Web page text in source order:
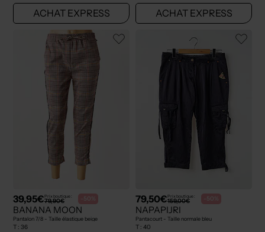
ACHAT EXPRESS ACHAT EXPRESS
39,95€Prix boutique :
79,90€ -50%
BANANA MOON
Pantalon 7/8 - Taille élastique beige
T : 36
79,50€Prix boutique :
159,00€ -50%
NAPAPIJRI
Pantacourt - Taille normale bleu
T : 40